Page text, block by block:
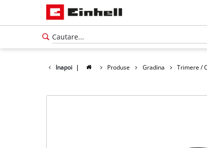
Inapoi | Produse Gradina Trimere /